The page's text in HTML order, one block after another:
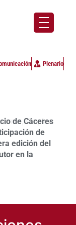
Plenario
de Cáceres
de
edición del
en la